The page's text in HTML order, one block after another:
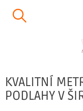
KVALITNÍ
PODLAHY V